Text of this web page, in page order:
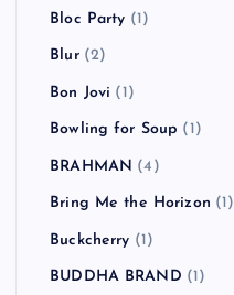
Bloc Party (1)
Blur(2)
Bon Jovi (1)
Bowling for Soup (1)
BRAHMAN (4)
Bring Me the Horizon (1)
Buckcherry (1)
BUDDHA BRAND (1)